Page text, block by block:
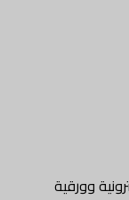
وورقية